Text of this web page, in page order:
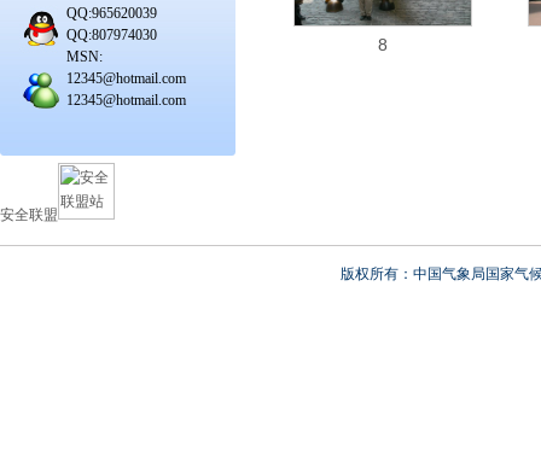
QQ:965620039
QQ:807974030
MSN:
12345@hotmail.com
12345@hotmail.com
8
安全联盟
版权所有：中国气象局国家气